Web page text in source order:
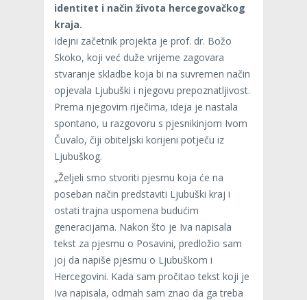
identitet i način života hercegovačkog
kraja.
Idejni začetnik projekta je prof. dr. Božo
Skoko, koji već duže vrijeme zagovara
stvaranje skladbe koja bi na suvremen način
opjevala Ljubuški i njegovu prepoznatljivost.
Prema njegovim riječima, ideja je nastala
spontano, u razgovoru s pjesnikinjom Ivom
Čuvalo, čiji obiteljski korijeni potječu iz
Ljubuškog.
„Željeli smo stvoriti pjesmu koja će na
poseban način predstaviti Ljubuški kraj i
ostati trajna uspomena budućim
generacijama. Nakon što je Iva napisala
tekst za pjesmu o Posavini, predložio sam
joj da napiše pjesmu o Ljubuškom i
Hercegovini. Kada sam pročitao tekst koji je
Iva napisala, odmah sam znao da ga treba